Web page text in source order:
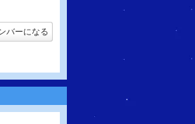
バーになる